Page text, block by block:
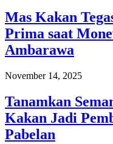
Mas Kakan
Prima saat
Ambarawa
November 14, 2025
Tanamkan
Kakan Jadi
Pabelan